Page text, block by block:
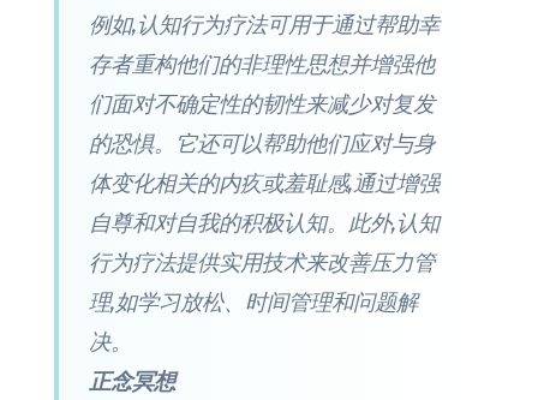
例如,认知行为疗法可用于通过帮助幸
存者重构他们的非理性思想并增强他
们面对不确定性的韧性来减少对复发
的恐惧。它还可以帮助他们应对与身
体变化相关的内疚或羞耻感,通过增强
自尊和对自我的积极认知。此外,认知
行为疗法提供实用技术来改善压力管
理,如学习放松、时间管理和问题解
决。
正念冥想